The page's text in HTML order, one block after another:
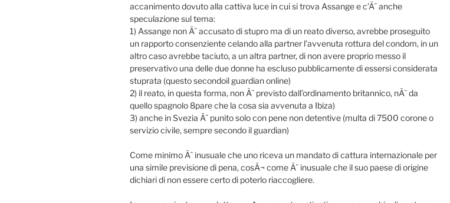
accanimento dovuto alla cattiva luce in cui si trova Assange e c’Ã¨ anche
speculazione sul tema:
1) Assange non Ã¨ accusato di stupro ma di un reato diverso, avrebbe proseguito
un rapporto consenziente celando alla partner l’avvenuta rottura del condom, in un
altro caso avrebbe taciuto, a un altra partner, di non avere proprio messo il
preservativo una delle due donne ha escluso pubblicamente di essersi considerata
stuprata (questo secondoil guardian online)
2) il reato, in questa forma, non Ã¨ previsto dall’ordinamento britannico, nÃ¨ da
quello spagnolo 8pare che la cosa sia avvenuta a Ibiza)
3) anche in Svezia Ã¨ punito solo con pene non detentive (multa di 7500 corone o
servizio civile, sempre secondo il guardian)
Come minimo Ã¨ inusuale che uno riceva un mandato di cattura internazionale per
una simile previsione di pena, cosÃ¬ come Ã¨ inusuale che il suo paese di origine
dichiari di non essere certo di poterlo riaccogliere.